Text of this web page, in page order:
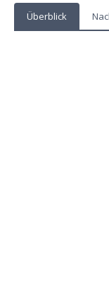
Überblick